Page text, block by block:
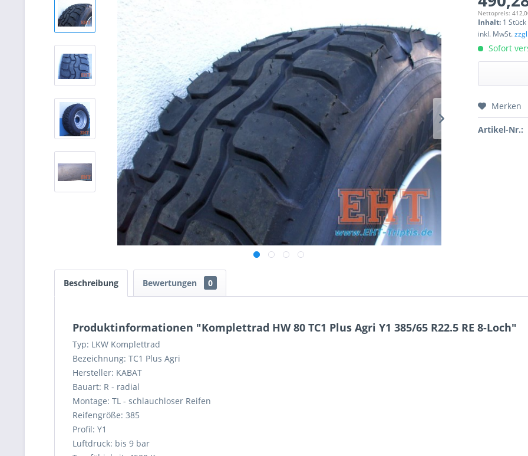
Nettopreis:
Inhalt: 1 Stück
inkl. MwSt.
Sofort
Preis
Merken
Artikel-Nr.:
Beschreibung Bewertungen 0
Produktinformationen "Komplettrad HW 80 TC1 Plus Agri Y1 385/65 R22.5 RE 8-Loch"
Typ: LKW Komplettrad
Bezeichnung: TC1 Plus Agri
Hersteller: KABAT
Bauart: R - radial
Montage: TL - schlauchloser Reifen
Reifengröße: 385
Profil: Y1
Luftdruck: bis 9 bar